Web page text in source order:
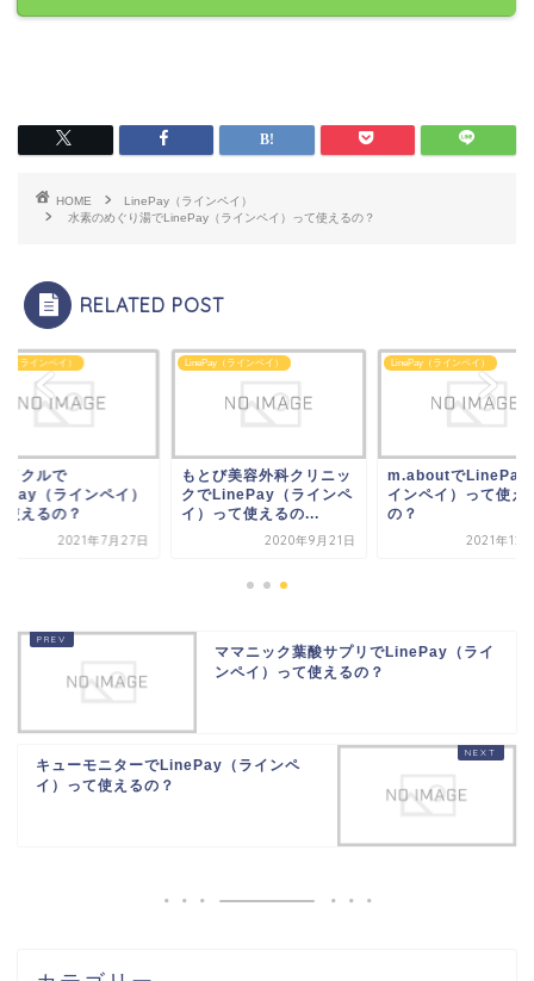
HOME
LinePay（ラインペイ）
水素のめぐり湯でLinePay（ラインペイ）って使えるの？
RELATED POST
（ラインペイ）
び美容外科クリニッ
LinePay（ラインペ
って使えるの...
2020年9月21日
LinePay（ラインペイ）
m.aboutでLinePay（ラ
インペイ）って使える
の？
2021年12月19日
LinePay（ラインペイ）
ジュイクルで
LinePay（ラインペ
って使えるの？
2021年7
ママニック葉酸サプリでLinePay（ライ
ンペイ）って使えるの？
キューモニターでLinePay（ラインペ
イ）って使えるの？